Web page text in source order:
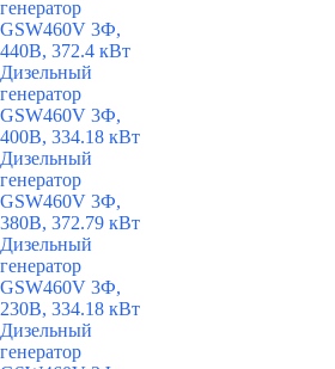
генератор
GSW460V 3Ф,
440В, 372.4 кВт
Дизельный
генератор
GSW460V 3Ф,
400В, 334.18 кВт
Дизельный
генератор
GSW460V 3Ф,
380В, 372.79 кВт
Дизельный
генератор
GSW460V 3Ф,
230В, 334.18 кВт
Дизельный
генератор